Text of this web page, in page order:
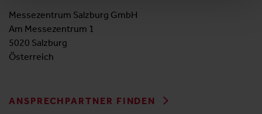
Messezentrum Salzburg GmbH
Am Messezentrum 1
5020 Salzburg
Österreich
ANSPRECHPARTNER FINDEN